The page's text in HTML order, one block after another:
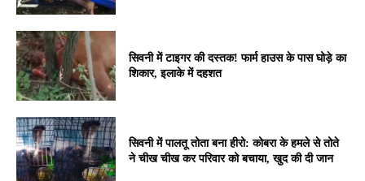
सिवनी में टाइगर की दस्तक! फार्म हाउस के पास घोड़े का
शिकार, इलाके में दहशत
सिवनी में पालतू तोता बना हीरो: कोबरा के हमले से तोते
ने चीख चीख कर परिवार को बचाया, खुद की दी जान